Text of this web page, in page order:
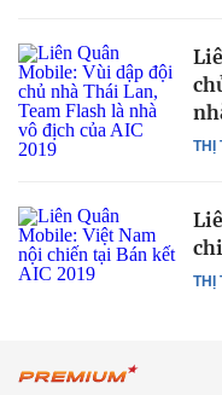
THỊ
THỊ